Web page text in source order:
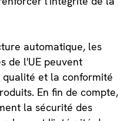
automatique, les
de l'UE peuvent
et la conformité
En fin de compte,
la sécurité des